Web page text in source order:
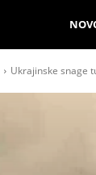
Ukrajinske snage